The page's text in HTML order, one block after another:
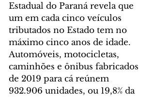
Estadual do Paraná revela que
um em cada cinco veículos
tributados no Estado tem no
máximo cinco anos de idade.
Automóveis, motocicletas,
caminhões e ônibus fabricados
de 2019 para cá reúnem
932.906 unidades, ou 19,8% da